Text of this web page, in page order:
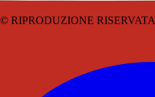
© RIPRODUZIONE RISERVATA